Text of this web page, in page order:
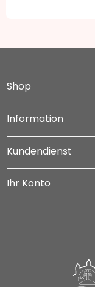
Shop
Information
Kundendienst
Ihr Konto